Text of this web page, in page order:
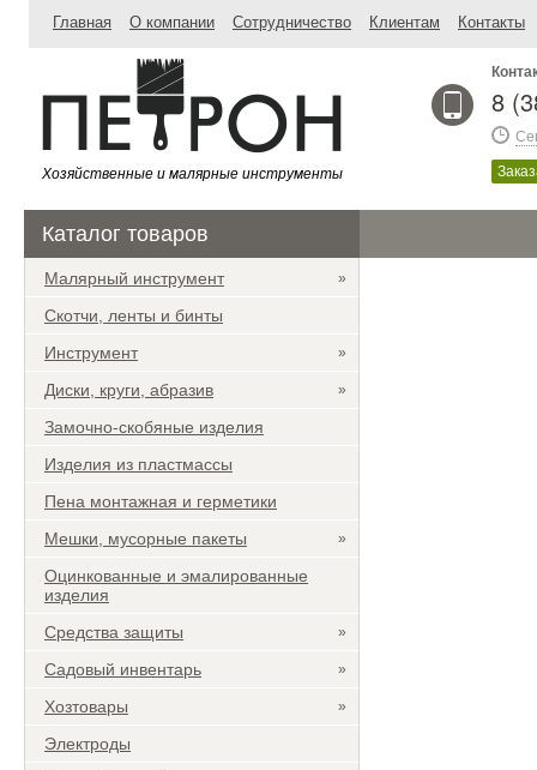
Главная О компании Сотрудничество Клиентам Контакты
Хозяйственные и малярные инструменты
8
Каталог товаров
Малярный инструмент »
Скотчи, ленты и бинты
Инструмент
»
Диски, круги, абразив »
Замочно-скобяные изделия
Изделия из пластмассы
Пена монтажная и герметики
Мешки, мусорные пакеты
»
Оцинкованные и эмалированные
изделия
Средства защиты
»
Садовый инвентарь »
Хозтовары »
Электроды